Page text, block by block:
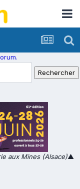
aux Mines (Alsace)▲